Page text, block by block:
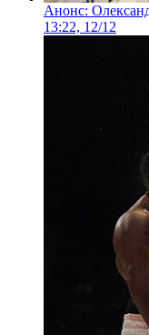
Анонс:
13:22, 12/12